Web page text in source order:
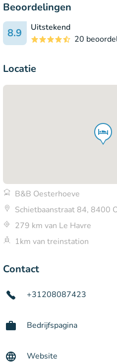
Beoordelingen
8.9
Uitstekend
20
Locatie
B&B Oesterhoeve
Schietbaanstraat 84, 8400
279 km van Le Havre
1km van treinstation
Contact
+31208087423
Bedrijfspagina
Website